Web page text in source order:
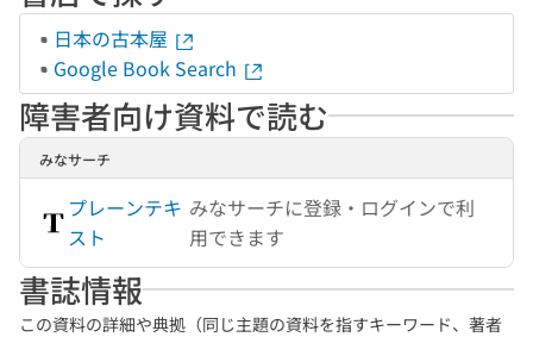
日本の古本屋
Google Book Search
障害者向け資料で読む
みなサーチ
プレーンテキ
スト
みなサーチに登録・ログインで利
用できます
書誌情報
この資料の詳細や典拠（同じ主題の資料を指すキーワード、著者